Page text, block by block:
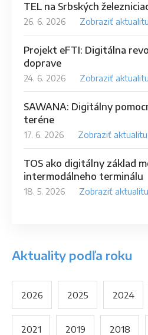
TEL na Srbských
26. 6. 2026 Zobraziť aktualitu
Projekt eFTI: Digitálna
doprave
24. 6. 2026 Zobraziť aktualitu
SAWANA: Digitálny
teréne
17. 6. 2026 Zobraziť aktualitu
TOS ako digitálny základ
intermodálneho terminálu
18. 5. 2026 Zobraziť aktualitu
Aktuality podľa roku
2026 2025 2024
2021 2019 2018